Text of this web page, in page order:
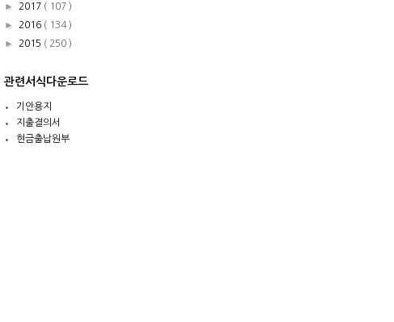
► 2017 ( 107 )
► 2016 ( 134 )
► 2015 ( 250 )
관련서식다운로드
기안용지
지출결의서
현금출납원부